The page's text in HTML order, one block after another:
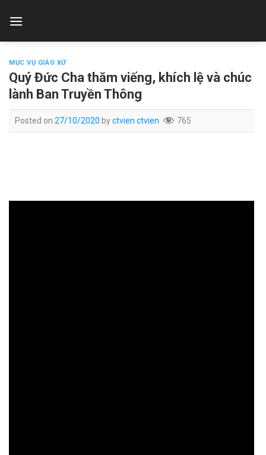
MỤC VỤ GIÁO XỨ
Quý Đức Cha thăm viếng, khích lệ và chúc
lành Ban Truyền Thông
Posted on 27/10/2020 byctvien ctvien 765